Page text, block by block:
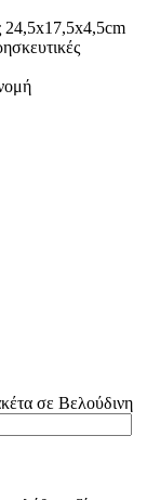
24,5x17,5x4,5cm
σε Βελούδινη